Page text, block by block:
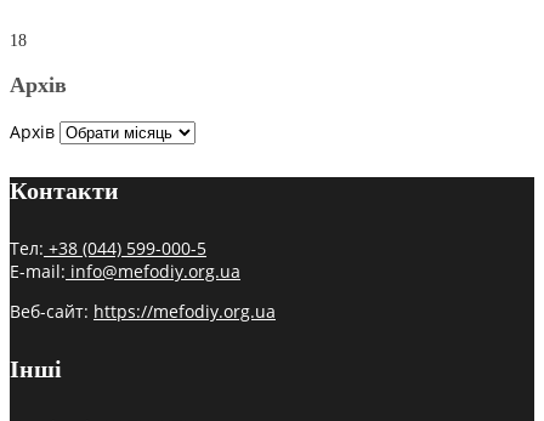
18
Архів
Архів
Контакти
Тел: +38 (044) 599-000-5
E-mail: info@mefodiy.org.ua
Веб-сайт: https://mefodiy.org.ua
Інші